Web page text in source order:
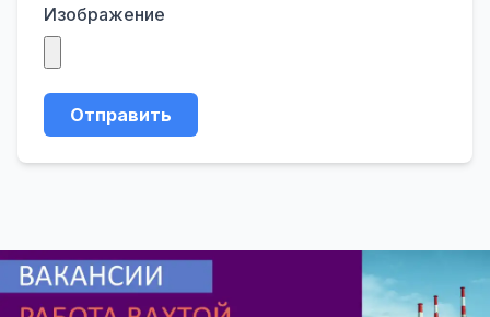
Изображение
Отправить